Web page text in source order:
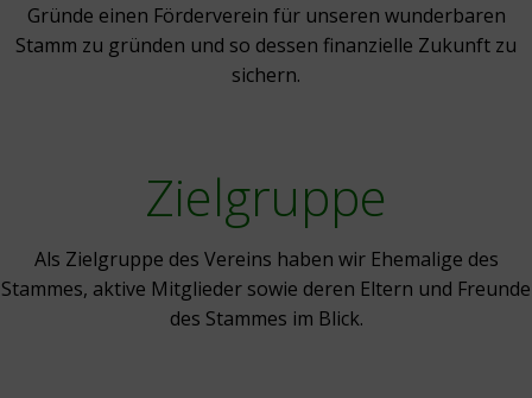
Gründe einen Förderverein für unseren wunderbaren
Stamm zu gründen und so dessen finanzielle Zukunft zu
sichern.
Zielgruppe
Als Zielgruppe des Vereins haben wir Ehemalige des
Stammes, aktive Mitglieder sowie deren Eltern und Freunde
des Stammes im Blick.